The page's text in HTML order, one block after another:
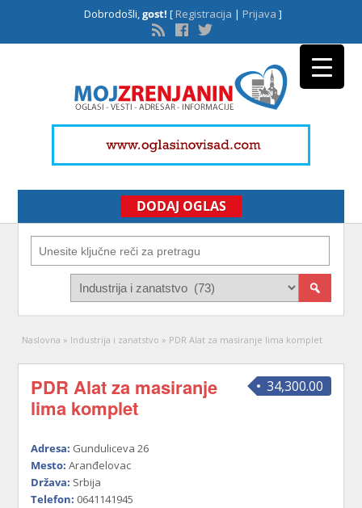
Dobrodošli,gost! [Registracija | Prijava ]
DODAJ OGLAS
Naslovna » Industrija i zanatstvo » PDR Alat za masiranje lima komplet
34,300.00
PDR Alat za masiranje
lima komplet
Adresa: Gunduliceva 26
Mesto: Aranđelovac
Država: Srbija
Telefon: 0641141945